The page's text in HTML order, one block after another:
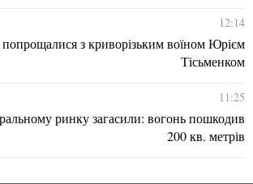
12:14
з криворізьким воїном Юрієм
Тісьменком
11:25
ринку загасили: вогонь пошкодив
200 кв. метрів